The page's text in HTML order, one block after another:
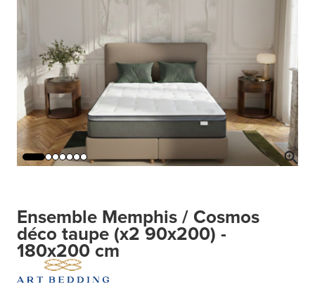
Ensemble Memphis / Cosmos
déco taupe (x2 90x200) -
180x200 cm